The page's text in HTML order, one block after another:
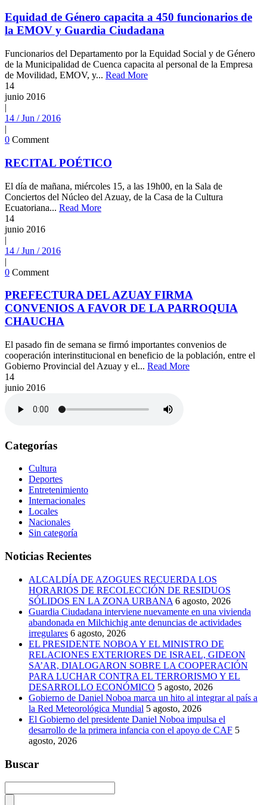
Equidad de Género capacita a 450 funcionarios de
la EMOV y Guardia Ciudadana
Funcionarios del Departamento por la Equidad Social y de Género
de la Municipalidad de Cuenca capacita al personal de la Empresa
de Movilidad, EMOV, y... Read More
14
junio 2016
|
14 / Jun / 2016
|
0 Comment
RECITAL POÉTICO
El día de mañana, miércoles 15, a las 19h00, en la Sala de
Conciertos del Núcleo del Azuay, de la Casa de la Cultura
Ecuatoriana... Read More
14
junio 2016
|
14 / Jun / 2016
|
0 Comment
PREFECTURA DEL AZUAY FIRMA
CONVENIOS A FAVOR DE LA PARROQUIA
CHAUCHA
El pasado fin de semana se firmó importantes convenios de
cooperación interinstitucional en beneficio de la población, entre el
Gobierno Provincial del Azuay y el... Read More
14
junio 2016
Categorías
Cultura
Deportes
Entretenimiento
Internacionales
Locales
Nacionales
Sin categoría
Noticias Recientes
ALCALDÍA DE AZOGUES RECUERDA LOS
HORARIOS DE RECOLECCIÓN DE RESIDUOS
SÓLIDOS EN LA ZONA URBANA 6 agosto, 2026
Guardia Ciudadana interviene nuevamente en una vivienda
abandonada en Milchichig ante denuncias de actividades
irregulares 6 agosto, 2026
EL PRESIDENTE NOBOA Y EL MINISTRO DE
RELACIONES EXTERIORES DE ISRAEL, GIDEON
SA’AR, DIALOGARON SOBRE LA COOPERACIÓN
PARA LUCHAR CONTRA EL TERRORISMO Y EL
DESARROLLO ECONÓMICO 5 agosto, 2026
Gobierno de Daniel Noboa marca un hito al integrar al país a
la Red Meteorológica Mundial 5 agosto, 2026
El Gobierno del presidente Daniel Noboa impulsa el
desarrollo de la primera infancia con el apoyo de CAF 5
agosto, 2026
Buscar